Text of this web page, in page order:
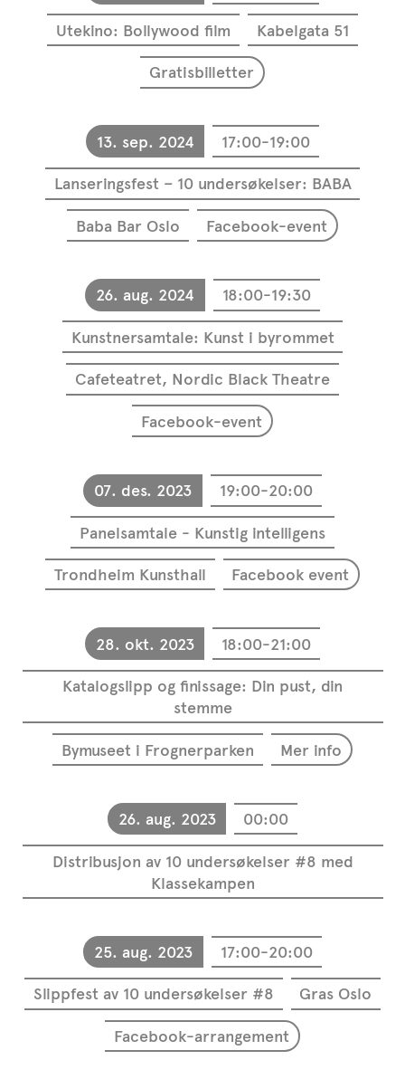
Utekino: Bollywood film Kabelgata 51
Gratisbilletter
13. sep. 2024 17:00-19:00
Lanseringsfest – 10 undersøkelser: BABA
Baba Bar Oslo Facebook-event
26. aug. 2024 18:00-19:30
Kunstnersamtale: Kunst i byrommet
Cafeteatret, Nordic Black Theatre
Facebook-event
07. des. 2023 19:00-20:00
Panelsamtale - Kunstig intelligens
Trondheim Kunsthall Facebook event
28. okt. 2023 18:00-21:00
Katalogslipp og finissage: Din pust, din
stemme
Bymuseet i Frognerparken Mer info
26. aug. 2023 00:00
Distribusjon av 10 undersøkelser #8 med
Klassekampen
25. aug. 2023 17:00-20:00
Slippfest av 10 undersøkelser #8 Gras Oslo
Facebook-arrangement